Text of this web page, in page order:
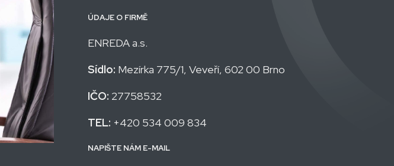
ÚDAJE O FIRMĚ
ENREDA a.s.
Sídlo: Mezírka 775/1, Veveří, 602 00 Brno
IČO: 27758532
TEL: +420 534 009 834
NAPIŠTE NÁM E-MAIL